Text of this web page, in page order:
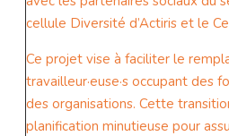
cellule Diversité d’Actiris et le
Ce projet vise à faciliter le
travailleur·euse·s occupant des
des organisations. Cette
planification minutieuse pour